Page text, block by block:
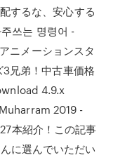
するな、安心する
쓰는 명령어 -
ニメーションスタ
兄弟！中古車価格
4.9.x
2019 -
本紹介！この記事
に選んでいただい